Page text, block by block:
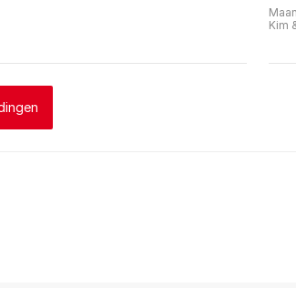
Kim